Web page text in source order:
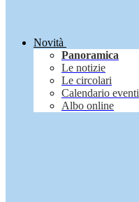
Novità
Panoramica
Le notizie
Le circolari
Calendario eventi
Albo online